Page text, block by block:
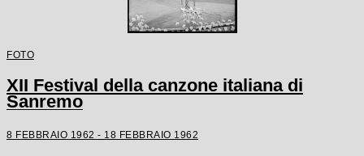
FOTO
XII Festival della canzone italiana di
Sanremo
8 FEBBRAIO 1962 - 18 FEBBRAIO 1962